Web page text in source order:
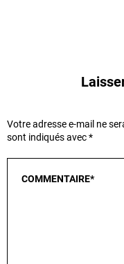
Votre adresse e-mail ne
sont indiqués avec*